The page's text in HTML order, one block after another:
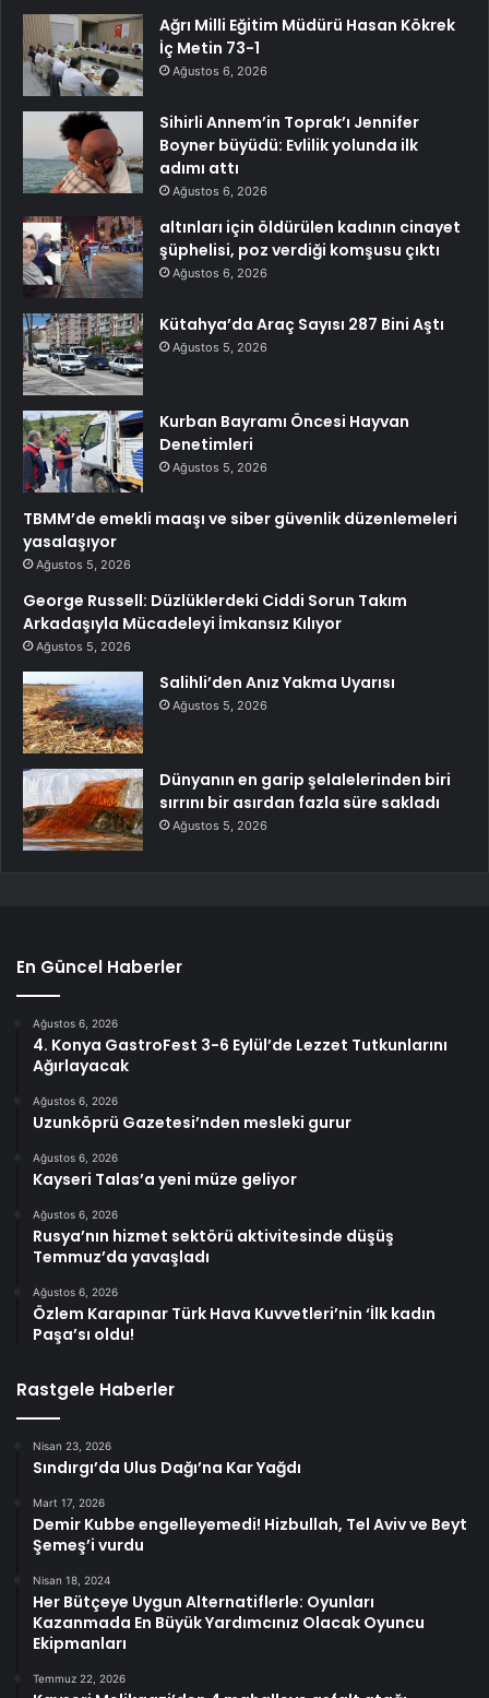
Ağrı Milli Eğitim Müdürü Hasan Kökrek
İç Metin 73-1
Ağustos 6, 2026
Sihirli Annem’in Toprak’ı Jennifer
Boyner büyüdü: Evlilik yolunda ilk
adımı attı
Ağustos 6, 2026
altınları için öldürülen kadının cinayet
şüphelisi, poz verdiği komşusu çıktı
Ağustos 6, 2026
Kütahya’da Araç Sayısı 287 Bini Aştı
Ağustos 5, 2026
Kurban Bayramı Öncesi Hayvan
Denetimleri
Ağustos 5, 2026
TBMM’de emekli maaşı ve siber güvenlik düzenlemeleri
yasalaşıyor
Ağustos 5, 2026
George Russell: Düzlüklerdeki Ciddi Sorun Takım
Arkadaşıyla Mücadeleyi İmkansız Kılıyor
Ağustos 5, 2026
Salihli’den Anız Yakma Uyarısı
Ağustos 5, 2026
Dünyanın en garip şelalelerinden biri
sırrını bir asırdan fazla süre sakladı
Ağustos 5, 2026
En Güncel Haberler
Ağustos 6, 2026
4. Konya GastroFest 3-6 Eylül’de Lezzet Tutkunlarını
Ağırlayacak
Ağustos 6, 2026
Uzunköprü Gazetesi’nden mesleki gurur
Ağustos 6, 2026
Kayseri Talas’a yeni müze geliyor
Ağustos 6, 2026
Rusya’nın hizmet sektörü aktivitesinde düşüş
Temmuz’da yavaşladı
Ağustos 6, 2026
Özlem Karapınar Türk Hava Kuvvetleri’nin ‘İlk kadın
Paşa’sı oldu!
Rastgele Haberler
Nisan 23, 2026
Sındırgı’da Ulus Dağı’na Kar Yağdı
Mart 17, 2026
Demir Kubbe engelleyemedi! Hizbullah, Tel Aviv ve Beyt
Şemeş’i vurdu
Nisan 18, 2024
Her Bütçeye Uygun Alternatiflerle: Oyunları
Kazanmada En Büyük Yardımcınız Olacak Oyuncu
Ekipmanları
Temmuz 22, 2026